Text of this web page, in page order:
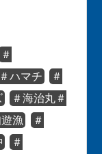
＃
＃ハマチ
＃
＃海治丸＃
漁
＃
＃